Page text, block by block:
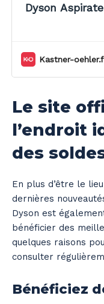
Dyson Aspirateur - PencilVac™
Kastner-
Le site
l’endroit
des
En plus d’être le
dernières
Dyson est
bénéficier des
quelques raisons
consulter
Bénéficiez